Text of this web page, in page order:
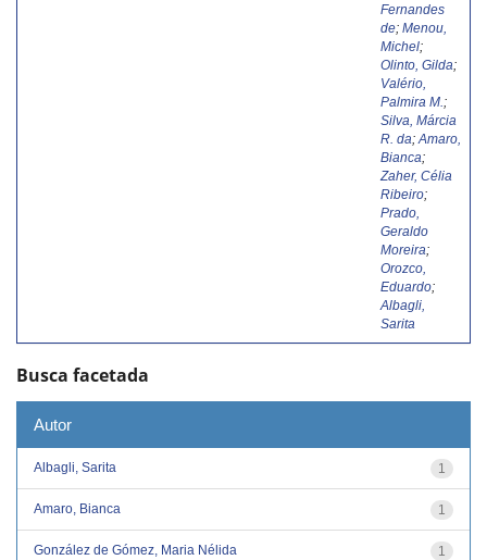
Fernandes
de; Menou,
Michel;
Olinto, Gilda;
Valério,
Palmira M. ;
Silva, Márcia
R. da; Amaro,
Bianca;
Zaher, Célia
Ribeiro;
Prado,
Geraldo
Moreira;
Orozco,
Eduardo;
Albagli,
Sarita
Busca facetada
Autor
1
Albagli, Sarita
1
Amaro, Bianca
1
González de Gómez, Maria Nélida